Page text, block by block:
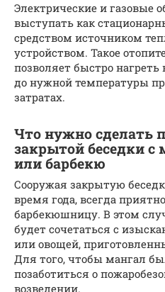
Электрические и газовые
выступать как
средством источником
устройством. Такое
позволяет быстро
до нужной температуры
затратах.
Что нужно сделать
закрытой беседки с
или барбекю
Сооружая закрытую
время года, всегда
барбекюшницу. В этом
будет сочетаться с
или овощей,
Для того, чтобы мангал
позаботиться о
возведении.